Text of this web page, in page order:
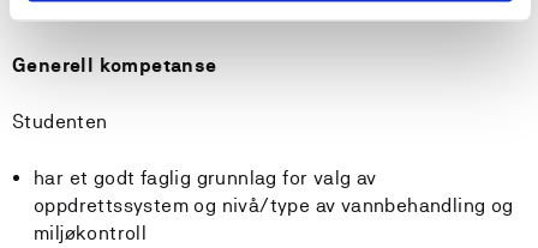
kan delta i drift av resirkuleringsanlegg
Generell kompetanse
Studenten
har et godt faglig grunnlag for valg av
oppdrettssystem og nivå/type av vannbehandling og
miljøkontroll